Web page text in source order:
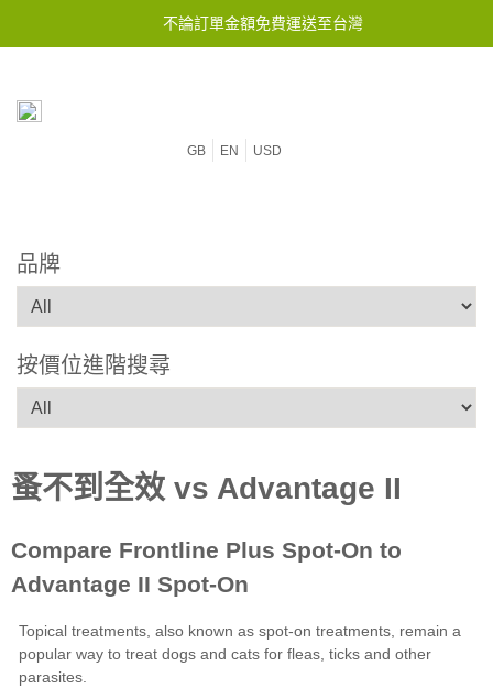
不論訂單金額免費運送至台灣
GB EN USD
品牌
按價位進階搜尋